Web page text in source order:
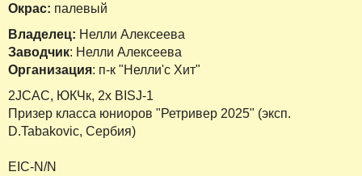
Окрас: палевый
Владелец: Нелли Алексеева
Заводчик: Нелли Алексеева
Организация: п-к "Нелли'c Хит"
2JCAC, ЮКЧк, 2х ВISJ-1
Призер класса юниоров "Ретривер 2025" (эксп.
D.Tabakovic, Сербия)
EIC-N/N